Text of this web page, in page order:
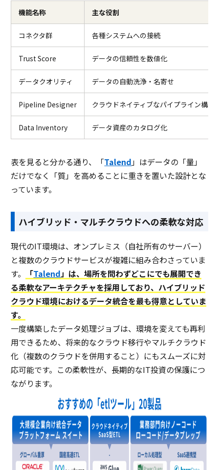
機能名称 主な役割
コネクタ群 各種システムへの接続
Trust Score データの信頼性を数値化
データクオリティ データの自動洗浄・名寄せ
Pipeline Designer クラウドネイティブなパイプライン構築
Data Inventory データ資産のカタログ化
表を見ると分かる通り、「Talend」はデータの「量」
だけでなく「質」を高めることに重きを置いた設計とな
っています。
ハイブリッド・マルチクラウドへの柔軟な対応
現代のIT環境は、オンプレミス（自社所有のサーバー）
と複数のクラウドサービスが複雑に組み合わさっていま
す。
「Talend」は、場所を問わずどこにでも展開でき
る柔軟なアーキテクチャを採用しており、ハイブリッド
クラウド環境におけるデータ統合を最も得意としていま
す。
一度構築したデータ処理ジョブは、環境を変えても再利
用できるため、将来的なクラウド移行やマルチクラウド
化（複数のクラウドを併用すること）にもスムーズに対
応可能です。この柔軟性が、長期的なIT投資の保護につ
ながります。